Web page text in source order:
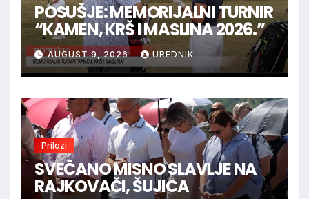
POSUŠJE: MEMORIJALNI TURNIR
“KAMEN, KRŠ I MASLINA 2026.”
AUGUST 9, 2026 UREDNIK
Prilozi
SVEČANO MISNO SLAVLJE NA
RAJKOVAČI, ŠUJICA